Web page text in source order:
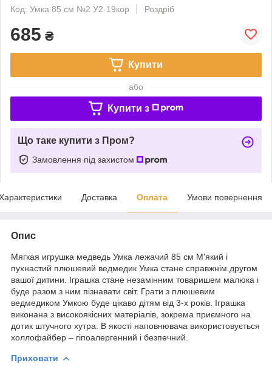
Код: Умка 85 см №2 У2-19кор
Роздріб
685 ₴
Купити
або
Купити з
Що таке купити з Пром?
Замовлення під захистом
Доставка Оплата Умови повернення
Опис
Мягкая игрушка медведь Умка лежачий 85 см М'який і
пухнастий плюшевий ведмедик Умка стане справжнім другом
вашої дитини. Іграшка стане незамінним товаришем малюка і
буде разом з ним пізнавати світ. Грати з плюшевим
ведмедиком Умкою буде цікаво дітям від 3-х років. Іграшка
виконана з високоякісних матеріалів, зокрема приємного на
дотик штучного хутра. В якості наповнювача використовується
холлофайбер – гіпоалергенний і безпечний.
Приховати